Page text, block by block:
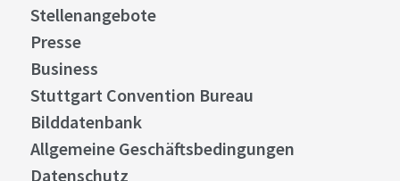
Stellenangebote
Presse
Business
Stuttgart Convention Bureau
Bilddatenbank
Allgemeine Geschäftsbedingungen
Datenschutz